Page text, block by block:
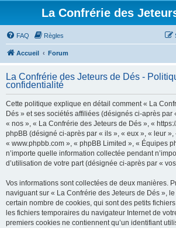
La Confrérie des
FAQ Règles
Accueil Forum
La Confrérie des Jeteurs de Dés -
confidentialité
Cette politique explique en détail comment « La
Dés » et ses sociétés affiliées (désignés ci-après par
« nos », « La Confrérie des Jeteurs de Dés », «
phpBB (désigné ci-après par « ils », « eux », « leur
« www.phpbb.com », « phpBB Limited », « Équipes
n’importe quelle information collectée pendant
d’utilisation de votre part (désignée ci-après par «
Vos informations sont collectées de deux manières.
naviguant sur « La Confrérie des Jeteurs de Dés »,
certain nombre de cookies, qui sont des petits
les fichiers temporaires du navigateur Internet de
premiers cookies ne contiennent qu’un identifiant